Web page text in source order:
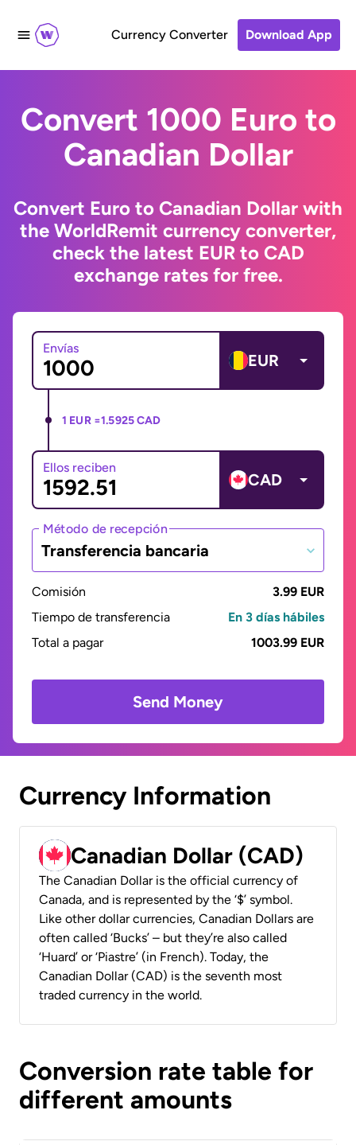
Currency Converter Download App
Convert 1000 Euro to
Canadian Dollar
Convert Euro to Canadian Dollar with
the WorldRemit currency converter,
check the latest EUR to CAD
exchange rates for free.
Envías
EUR
1 EUR =1.5925 CAD
Ellos reciben
CAD
Método de recepción
Transferencia bancaria
Comisión
3.99 EUR
Tiempo de transferencia
En 3 días hábiles
Total a pagar
1003.99 EUR
Send Money
Currency Information
Canadian Dollar (CAD)
The Canadian Dollar is the official currency of
Canada, and is represented by the ‘$’ symbol.
Like other dollar currencies, Canadian Dollars are
often called ‘Bucks’ – but they’re also called
‘Huard’ or ‘Piastre’ (in French). Today, the
Canadian Dollar (CAD) is the seventh most
traded currency in the world.
Conversion rate table for
different amounts